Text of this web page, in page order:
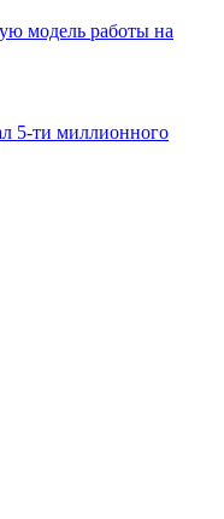
модель работы на
5-ти миллионного